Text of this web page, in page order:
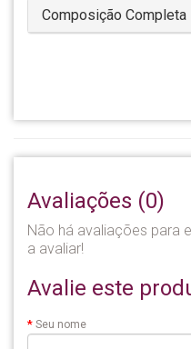
Composição Completa
Avaliações (0)
Não há avaliações para
a avaliar!
Avalie este
Seu nome